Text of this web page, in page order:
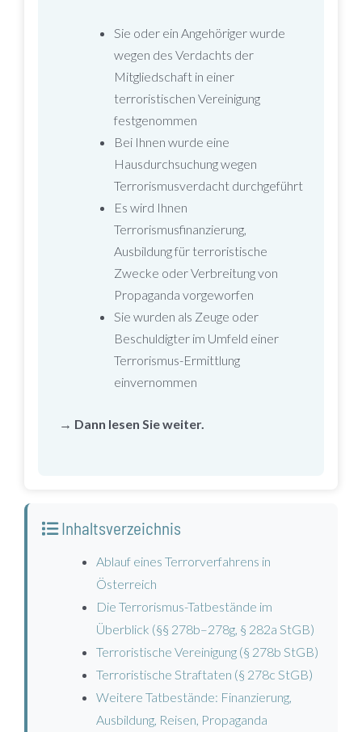
Sie oder ein Angehöriger wurde
wegen des Verdachts der
Mitgliedschaft in einer
terroristischen Vereinigung
festgenommen
Bei Ihnen wurde eine
Hausdurchsuchung wegen
Terrorismusverdacht durchgeführt
Es wird Ihnen
Terrorismusfinanzierung,
Ausbildung für terroristische
Zwecke oder Verbreitung von
Propaganda vorgeworfen
Sie wurden als Zeuge oder
Beschuldigter im Umfeld einer
Terrorismus-Ermittlung
einvernommen
→ Dann lesen Sie weiter.
Inhaltsverzeichnis
Ablauf eines Terrorverfahrens in
Österreich
Die Terrorismus-Tatbestände im
Überblick (§§ 278b–278g, § 282a StGB)
Terroristische Vereinigung (§ 278b StGB)
Terroristische Straftaten (§ 278c StGB)
Weitere Tatbestände: Finanzierung,
Ausbildung, Reisen, Propaganda